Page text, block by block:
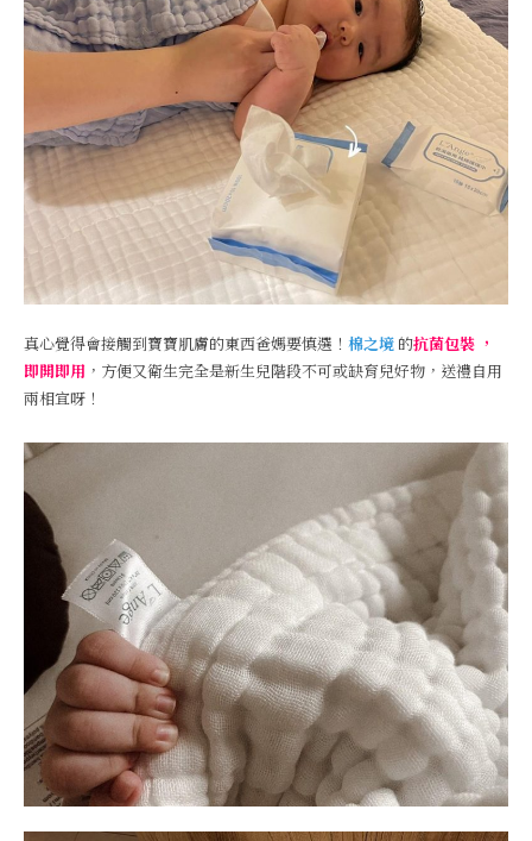
真心覺得會接觸到寶寶肌膚的東西爸媽要慎選！ 棉之境 的抗菌包裝 ，
即開即用 ，方便又衛生完全是新生兒階段不可或缺育兒好物，送禮自用
兩相宜呀！